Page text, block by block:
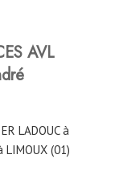
AVL
LADOUC à
(01)